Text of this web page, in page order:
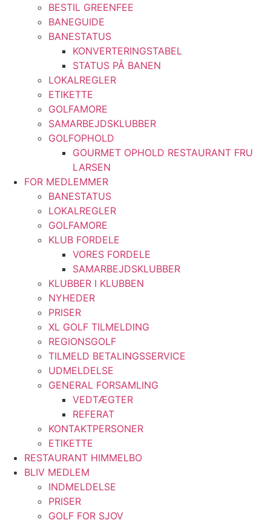
BESTIL GREENFEE
BANEGUIDE
BANESTATUS
KONVERTERINGSTABEL
STATUS PÅ BANEN
LOKALREGLER
ETIKETTE
GOLFAMORE
SAMARBEJDSKLUBBER
GOLFOPHOLD
GOURMET OPHOLD RESTAURANT FRU
LARSEN
FOR MEDLEMMER
BANESTATUS
LOKALREGLER
GOLFAMORE
KLUB FORDELE
VORES FORDELE
SAMARBEJDSKLUBBER
KLUBBER I KLUBBEN
NYHEDER
PRISER
XL GOLF TILMELDING
REGIONSGOLF
TILMELD BETALINGSSERVICE
UDMELDELSE
GENERAL FORSAMLING
VEDTÆGTER
REFERAT
KONTAKTPERSONER
ETIKETTE
RESTAURANT HIMMELBO
BLIV MEDLEM
INDMELDELSE
PRISER
GOLF FOR SJOV